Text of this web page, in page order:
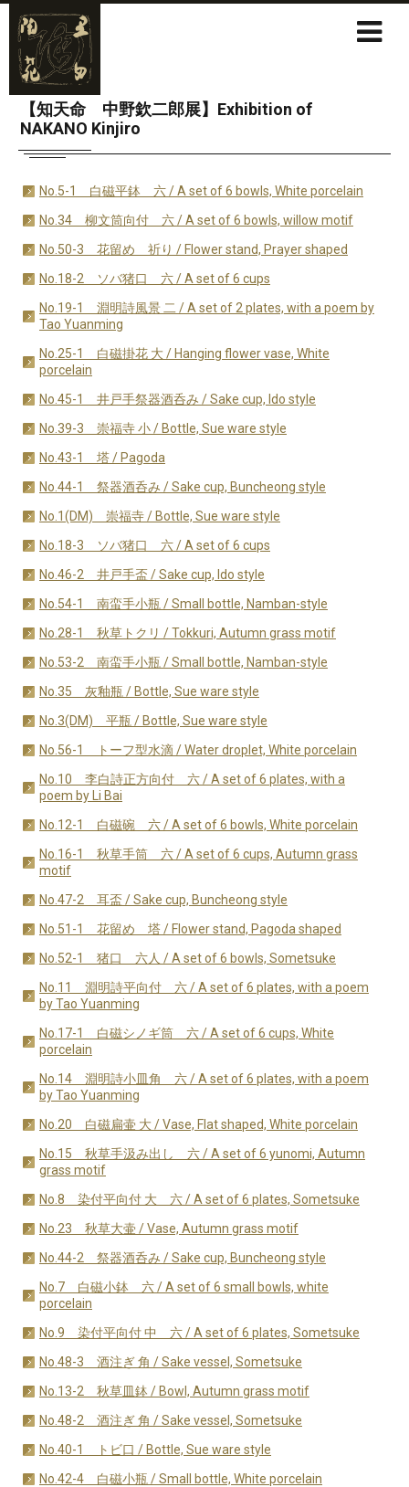
【知天命 中野欽二郎展】Exhibition of
NAKANO Kinjiro
No.5-1 白磁平鉢 六 / A set of 6 bowls, White porcelain
No.34 柳文筒向付 六 / A set of 6 bowls, willow motif
No.50-3 花留め 祈り / Flower stand, Prayer shaped
No.18-2 ソバ猪口 六 / A set of 6 cups
No.19-1 淵明詩風景 二 / A set of 2 plates, with a poem by
Tao Yuanming
No.25-1 白磁掛花 大 / Hanging flower vase, White
porcelain
No.45-1 井戸手祭器酒呑み / Sake cup, Ido style
No.39-3 崇福寺 小 / Bottle, Sue ware style
No.43-1 塔 / Pagoda
No.44-1 祭器酒呑み / Sake cup, Buncheong style
No.1(DM) 崇福寺 / Bottle, Sue ware style
No.18-3 ソバ猪口 六 / A set of 6 cups
No.46-2 井戸手盃 / Sake cup, Ido style
No.54-1 南蛮手小瓶 / Small bottle, Namban-style
No.28-1 秋草トクリ / Tokkuri, Autumn grass motif
No.53-2 南蛮手小瓶 / Small bottle, Namban-style
No.35 灰釉瓶 / Bottle, Sue ware style
No.3(DM) 平瓶 / Bottle, Sue ware style
No.56-1 トーフ型水滴 / Water droplet, White porcelain
No.10 李白詩正方向付 六 / A set of 6 plates, with a
poem by Li Bai
No.12-1 白磁碗 六 / A set of 6 bowls, White porcelain
No.16-1 秋草手筒 六 / A set of 6 cups, Autumn grass
motif
No.47-2 耳盃 / Sake cup, Buncheong style
No.51-1 花留め 塔 / Flower stand, Pagoda shaped
No.52-1 猪口 六人 / A set of 6 bowls, Sometsuke
No.11 淵明詩平向付 六 / A set of 6 plates, with a poem
by Tao Yuanming
No.17-1 白磁シノギ筒 六 / A set of 6 cups, White
porcelain
No.14 淵明詩小皿角 六 / A set of 6 plates, with a poem
by Tao Yuanming
No.20 白磁扁壷 大 / Vase, Flat shaped, White porcelain
No.15 秋草手汲み出し 六 / A set of 6 yunomi, Autumn
grass motif
No.8 染付平向付 大 六 / A set of 6 plates, Sometsuke
No.23 秋草大壷 / Vase, Autumn grass motif
No.44-2 祭器酒呑み / Sake cup, Buncheong style
No.7 白磁小鉢 六 / A set of 6 small bowls, white
porcelain
No.9 染付平向付 中 六 / A set of 6 plates, Sometsuke
No.48-3 酒注ぎ 角 / Sake vessel, Sometsuke
No.13-2 秋草皿鉢 / Bowl, Autumn grass motif
No.48-2 酒注ぎ 角 / Sake vessel, Sometsuke
No.40-1 トビ口 / Bottle, Sue ware style
No.42-4 白磁小瓶 / Small bottle, White porcelain